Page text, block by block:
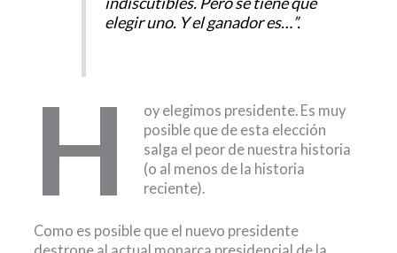
elegir uno. Y el ganador es…”.
H
oy elegimos presidente. Es muy
posible que de esta elección
salga el peor de nuestra historia
(o al menos de la historia
reciente).
Como es posible que el nuevo presidente